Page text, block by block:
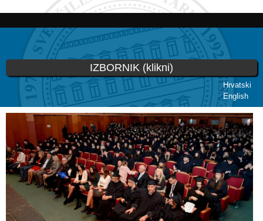
Skoči
glavni
sadržaj
Hrvatski
English
IZBORNIK (klikni)
Vi ste ovdje